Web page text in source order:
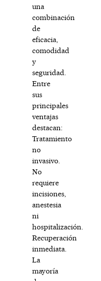
una
combinación
de
eficacia,
comodidad
y
seguridad.
Entre
sus
principales
ventajas
destacan:
Tratamiento
no
invasivo.
No
requiere
incisiones,
anestesia
ni
hospitalización.
Recuperación
inmediata.
La
mayoría